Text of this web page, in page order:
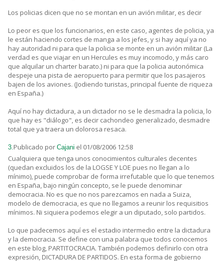
Los policias dicen que no se montan en un avión militar, es decir
Lo peor es que los funcionarios, en este caso, agentes de policia, ya
le están haciendo cortes de manga a los jefes, y si hay aquí ya no
hay autoridad ni para que la policia se monte en un avión militar (La
verdad es que viajar en un Hercules es muy incomodo, y más caro
que alquilar un charter barato.) ni para que la policia autonómica
despeje una pista de aeropuerto para permitir que los pasajeros
bajen de los aviones. (Jodiendo turistas, principal fuente de riqueza
en España.)
Aquí no hay dictadura, a un dictador no se le desmadra la policia, lo
que hay es "diálogo", es decir cachondeo generalizado, desmadre
total que ya traera un dolorosa resaca.
3.Publicado por Cajani el 01/08/2006 12:58
Cualquiera que tenga unos conocimientos culturales decentes
(quedan excluidos los de la LOGSE Y LOE pues no llegan a lo
mínimo), puede comprobar de forma irrefutable que lo que tenemos
en España, bajo ningún concepto, se le puede denominar
democracia. No es que no nos parezcamos en nada a Suiza,
modelo de democracia, es que no llegamos a reunir los requisitios
mínimos. Ni siquiera podemos elegir a un diputado, solo partidos.
Lo que padecemos aquí es el estadio intermedio entre la dictadura
y la democracia. Se define con una palabra que todos conocemos
en este blog, PARTITOCRACIA. También podemos definirlo con otra
expresión, DICTADURA DE PARTIDOS. En esta forma de gobierno